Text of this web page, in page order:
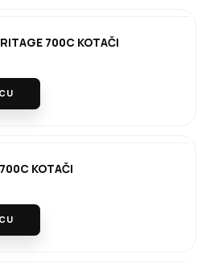
700C KOTAČI
KOTAČI